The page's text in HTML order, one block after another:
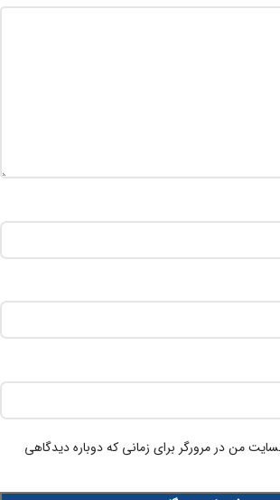
من در مرورگر برای زمانی که دوباره دیدگاهی